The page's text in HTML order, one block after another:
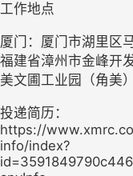
工作地点
厦门：厦门市湖里区
福建省漳州市金峰开
美文圃工业园（角美）
投递简历：
https://
info/index?